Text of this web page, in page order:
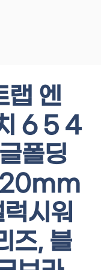
랩 엔
6 5 4
폴딩
20mm
시워
즈, 블